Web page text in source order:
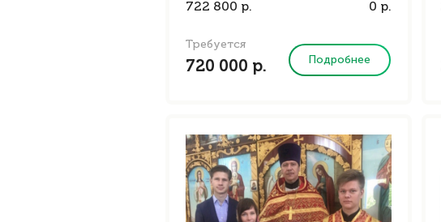
722 800 р. 0 р.
Требуется
720 000 р. Подробнее